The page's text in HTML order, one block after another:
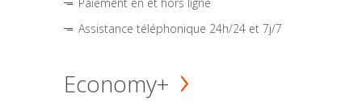
Assistance téléphonique 24h/24 et 7j/7
Economy+